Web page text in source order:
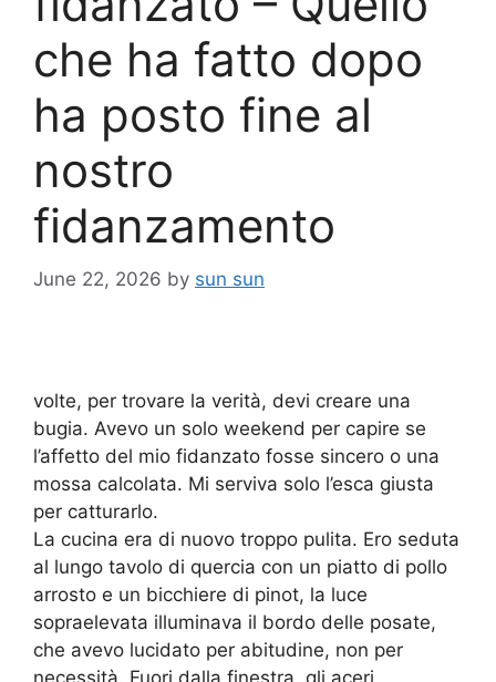
che ha fatto dopo
ha posto fine al
nostro
fidanzamento
June 22, 2026 by sun sun
volte, per trovare la verità, devi creare una
bugia. Avevo un solo weekend per capire se
l’affetto del mio fidanzato fosse sincero o una
mossa calcolata. Mi serviva solo l’esca giusta
per catturarlo.
La cucina era di nuovo troppo pulita. Ero seduta
al lungo tavolo di quercia con un piatto di pollo
arrosto e un bicchiere di pinot, la luce
sopraelevata illuminava il bordo delle posate,
che avevo lucidato per abitudine, non per